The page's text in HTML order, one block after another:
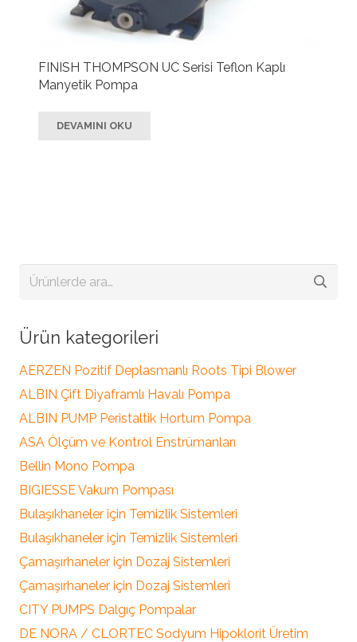
FINISH THOMPSON UC Serisi Teflon Kaplı
Manyetik Pompa
DEVAMINI OKU
Ara:
Ürün kategorileri
AERZEN Pozitif Deplasmanlı Roots Tipi Blower
ALBIN Çift Diyaframlı Havalı Pompa
ALBIN PUMP Peristaltik Hortum Pompa
ASA Ölçüm ve Kontrol Enstrümanları
Bellin Mono Pompa
BIGIESSE Vakum Pompası
Bulaşıkhaneler için Temizlik Sistemleri
Bulaşıkhaneler için Temizlik Sistemleri
Çamaşırhaneler için Dozaj Sistemleri
Çamaşırhaneler için Dozaj Sistemleri
CITY PUMPS Dalgıç Pompalar
DE NORA / CLORTEC Sodyum Hipoklorit Üretim